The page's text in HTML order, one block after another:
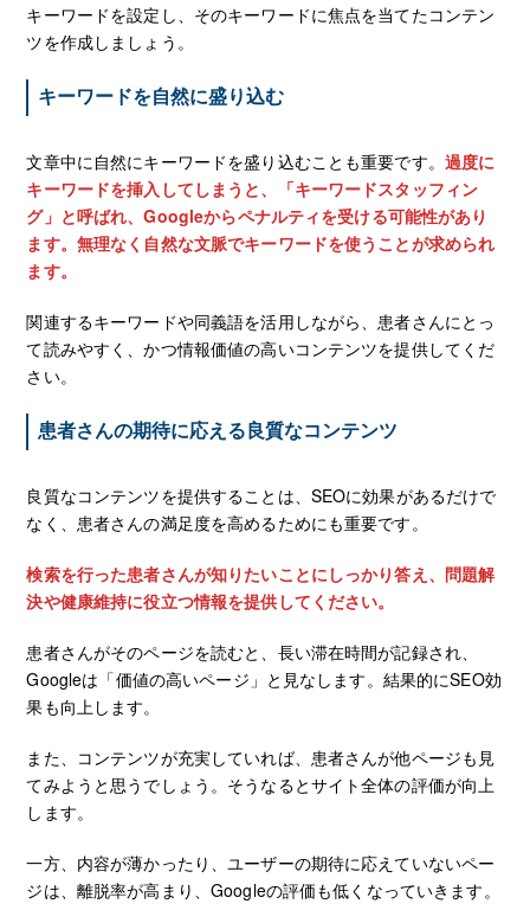
キーワードを設定し、そのキーワードに焦点を当てたコンテン
ツを作成しましょう。
キーワードを自然に盛り込む
文章中に自然にキーワードを盛り込むことも重要です。 過度に
キーワードを挿入してしまうと、「キーワードスタッフィン
グ」と呼ばれ、Googleからペナルティを受ける可能性があり
ます。無理なく自然な文脈でキーワードを使うことが求められ
ます。
関連するキーワードや同義語を活用しながら、患者さんにとっ
て読みやすく、かつ情報価値の高いコンテンツを提供してくだ
さい。
患者さんの期待に応える良質なコンテンツ
良質なコンテンツを提供することは、SEOに効果があるだけで
なく、患者さんの満足度を高めるためにも重要です。
検索を行った患者さんが知りたいことにしっかり答え、問題解
決や健康維持に役立つ情報を提供してください。
患者さんがそのページを読むと、長い滞在時間が記録され、
Googleは「価値の高いページ」と見なします。結果的にSEO効
果も向上します。
また、コンテンツが充実していれば、患者さんが他ページも見
てみようと思うでしょう。そうなるとサイト全体の評価が向上
します。
一方、内容が薄かったり、ユーザーの期待に応えていないペー
ジは、離脱率が高まり、Googleの評価も低くなっていきます。